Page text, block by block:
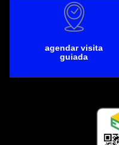
agendar visita
guiada